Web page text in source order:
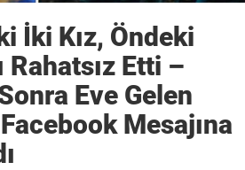
İki Kız, Öndeki
Rahatsız Etti –
Eve Gelen
Mesajına